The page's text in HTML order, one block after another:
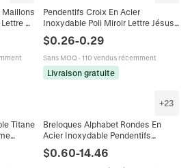
Maillons
Or
Pendentifs Croix En Acier
Inoxydable Poli Miroir Lettre Jésus
Charms Géométriques Pour La
Fabrication De Bijoux DIY
$0.26-0.29
Sans MOQ · 110 vendus récemment
Livraison gratuite
Titane
+23
Breloques Alphabet Rondes En
Acier Inoxydable Pendentifs
De Bijoux DIY Bracelet Collier
$0.60-14.46